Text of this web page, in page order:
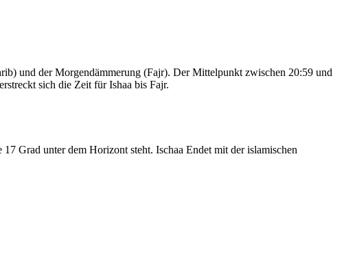
und der Morgendämmerung (Fajr). Der Mittelpunkt zwischen 20:59 und
sich die Zeit für Ishaa bis Fajr.
Grad unter dem Horizont steht. Ischaa Endet mit der islamischen